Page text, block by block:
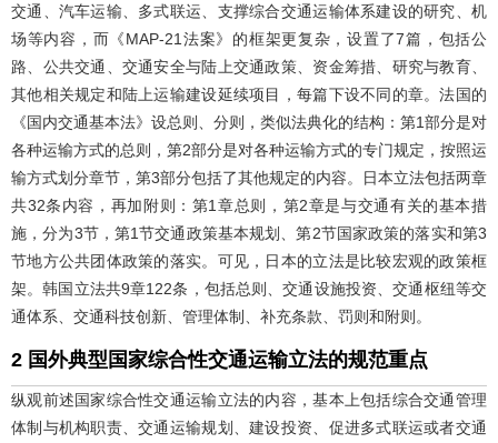
交通、汽车运输、多式联运、支撑综合交通运输体系建设的研究、机
场等内容，而《MAP-21法案》的框架更复杂，设置了7篇，包括公
路、公共交通、交通安全与陆上交通政策、资金筹措、研究与教育、
其他相关规定和陆上运输建设延续项目，每篇下设不同的章。法国的
《国内交通基本法》设总则、分则，类似法典化的结构：第1部分是对
各种运输方式的总则，第2部分是对各种运输方式的专门规定，按照运
输方式划分章节，第3部分包括了其他规定的内容。日本立法包括两章
共32条内容，再加附则：第1章总则，第2章是与交通有关的基本措
施，分为3节，第1节交通政策基本规划、第2节国家政策的落实和第3
节地方公共团体政策的落实。可见，日本的立法是比较宏观的政策框
架。韩国立法共9章122条，包括总则、交通设施投资、交通枢纽等交
通体系、交通科技创新、管理体制、补充条款、罚则和附则。
2 国外典型国家综合性交通运输立法的规范重点
纵观前述国家综合性交通运输立法的内容，基本上包括综合交通管理
体制与机构职责、交通运输规划、建设投资、促进多式联运或者交通